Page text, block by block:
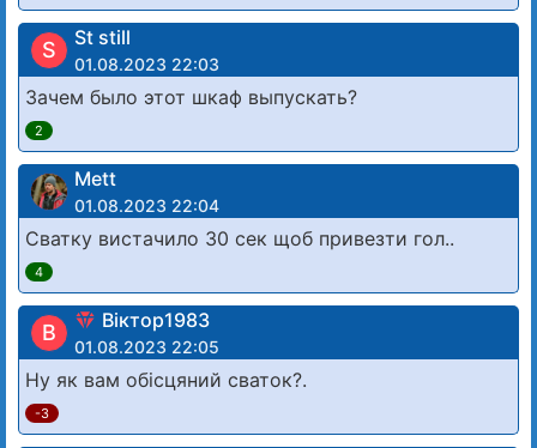
S St still
01.08.2023 22:03
Зачем было этот шкаф выпускать?
2
Mett
01.08.2023 22:04
Сватку вистачило 30 сек щоб привезти гол..
4
В Віктор1983
01.08.2023 22:05
Ну як вам обісцяний сваток?.
-3